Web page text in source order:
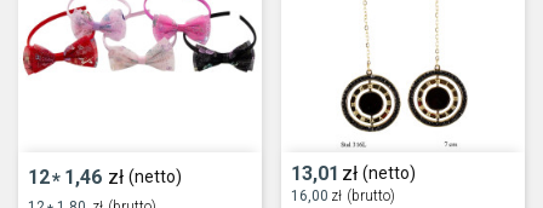
12* 1,46 zł (netto) 13,01 zł (netto)
16,00 zł (brutto)